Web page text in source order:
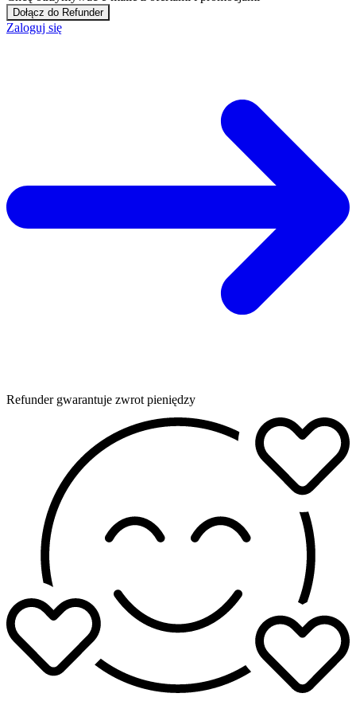
Dołącz do Refunder
Zaloguj się
Refunder gwarantuje zwrot pieniędzy